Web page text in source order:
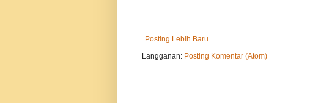
Posting Lebih Baru
Langganan: Posting Komentar (Atom)